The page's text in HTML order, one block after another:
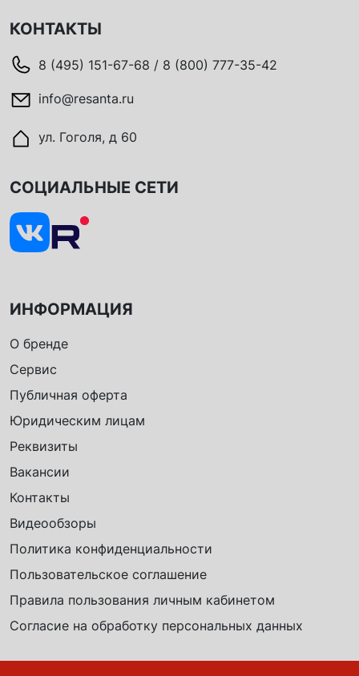
КОНТАКТЫ
8 (495) 151-67-68 / 8 (800) 777-35-42
info@resanta.ru
ул. Гоголя, д 60
ИНФОРМАЦИЯ
О бренде
Сервис
Публичная оферта
Юридическим лицам
Реквизиты
Вакансии
Контакты
Видеообзоры
Политика конфиденциальности
Пользовательское соглашение
Правила пользования личным кабинетом
Согласие на обработку персональных данных
СОЦИАЛЬНЫЕ СЕТИ